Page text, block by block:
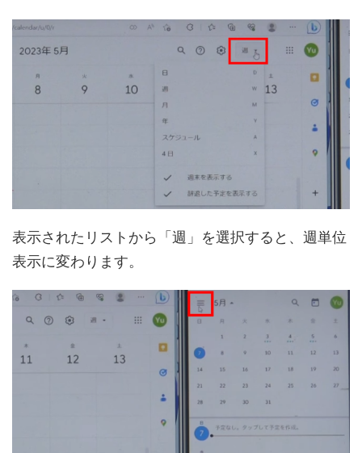
表示されたリストから「週」を選択すると、週単位
表示に変わります。